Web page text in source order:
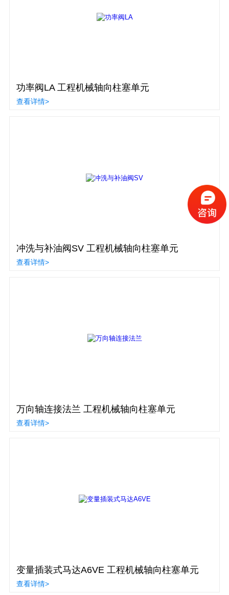
功率阀LA 工程机械轴向柱塞单元
查看详情>
冲洗与补油阀SV 工程机械轴向柱塞单元
查看详情>
万向轴连接法兰 工程机械轴向柱塞单元
查看详情>
变量插装式马达A6VE 工程机械轴向柱塞单元
查看详情>